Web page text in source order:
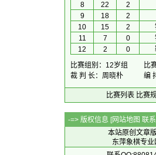
8
22 2
9
18 2
10
15 2
11
7 0
12
2 0
比赛组别：12岁组
比
裁 判 长：周晓朴
编
比赛列表 比赛
-=> 版权信息 [网站地图 联
本站原创文章
东萍象棋专